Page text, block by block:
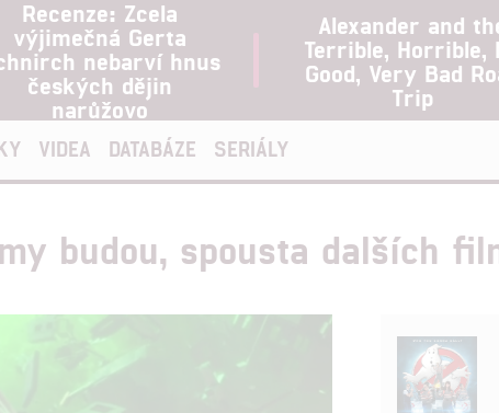
Recenze: Zcela
výjimečná Gerta
nebarví hnus
českých dějin
narůžovo
Alexander and
Terrible, Horrible,
Good, Very Bad
Trip
VIDEA DATABÁZE SERIÁLY
budou, spousta dalších